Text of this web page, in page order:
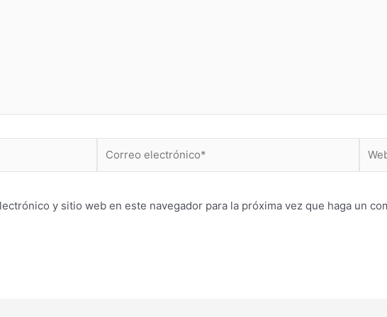
electrónico*
y sitio web en este navegador para la próxima vez que haga un